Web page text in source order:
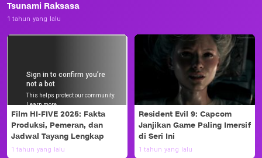
Tsunami Raksasa
1 tahun yang lalu
Film HI-FIVE 2025: Fakta
Produksi, Pemeran, dan
Jadwal Tayang Lengkap
1 tahun yang lalu
Resident Evil 9: Capcom
Janjikan Game Paling Imersif
di Seri Ini
1 tahun yang lalu